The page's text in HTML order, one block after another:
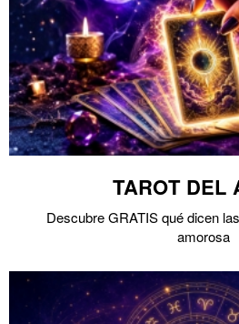
TAROT DEL
Descubre GRATIS qué dicen
amorosa